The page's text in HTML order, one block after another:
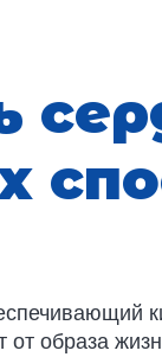
от образа